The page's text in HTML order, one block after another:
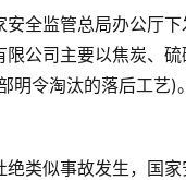
监管总局办公厅下
公司主要以焦炭、
明令淘汰的落后工艺)
似事故发生，国家